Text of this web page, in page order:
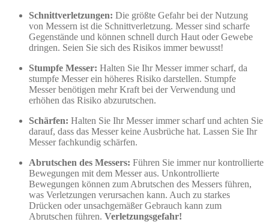
Schnittverletzungen: Die größte Gefahr bei der Nutzung
von Messern ist die Schnittverletzung. Messer sind scharfe
Gegenstände und können schnell durch Haut oder Gewebe
dringen. Seien Sie sich des Risikos immer bewusst!
Stumpfe Messer: Halten Sie Ihr Messer immer scharf, da
stumpfe Messer ein höheres Risiko darstellen. Stumpfe
Messer benötigen mehr Kraft bei der Verwendung und
erhöhen das Risiko abzurutschen.
Schärfen: Halten Sie Ihr Messer immer scharf und achten Sie
darauf, dass das Messer keine Ausbrüche hat. Lassen Sie Ihr
Messer fachkundig schärfen.
Abrutschen des Messers: Führen Sie immer nur kontrollierte
Bewegungen mit dem Messer aus. Unkontrollierte
Bewegungen können zum Abrutschen des Messers führen,
was Verletzungen verursachen kann. Auch zu starkes
Drücken oder unsachgemäßer Gebrauch kann zum
Abrutschen führen. Verletzungsgefahr!